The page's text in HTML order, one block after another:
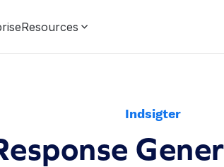
Resources
Indsigter